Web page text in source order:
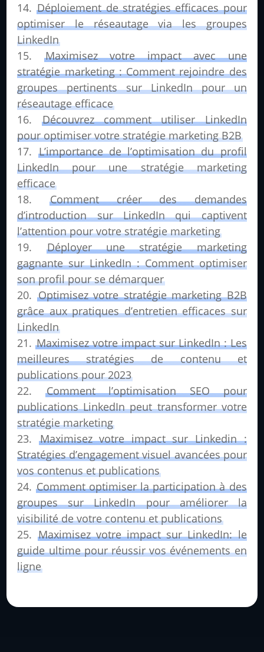
Déploiement de stratégies efficaces pour
optimiser le réseautage via les groupes
LinkedIn
Maximisez votre impact avec une
stratégie marketing : Comment rejoindre des
groupes pertinents sur LinkedIn pour un
réseautage efficace
Découvrez comment utiliser LinkedIn
pour optimiser votre stratégie marketing B2B
L’importance de l’optimisation du profil
LinkedIn pour une stratégie marketing
efficace
Comment créer des demandes
d’introduction sur LinkedIn qui captivent
l’attention pour votre stratégie marketing
Déployer une stratégie marketing
gagnante sur LinkedIn : Comment optimiser
son profil pour se démarquer
Optimisez votre stratégie marketing B2B
grâce aux pratiques d’entretien efficaces sur
LinkedIn
Maximisez votre impact sur LinkedIn : Les
meilleures stratégies de contenu et
publications pour 2023
Comment l’optimisation SEO pour
publications LinkedIn peut transformer votre
stratégie marketing
Maximisez votre impact sur Linkedin :
Stratégies d’engagement visuel avancées pour
vos contenus et publications
Comment optimiser la participation à des
groupes sur LinkedIn pour améliorer la
visibilité de votre contenu et publications
Maximisez votre impact sur LinkedIn: le
guide ultime pour réussir vos événements en
ligne